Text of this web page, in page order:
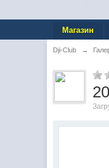
Магазин
Dji-Club →